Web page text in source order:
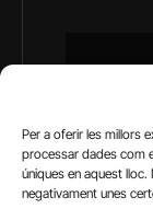
Per a oferir les millors
processar dades com
úniques en aquest
negativament unes